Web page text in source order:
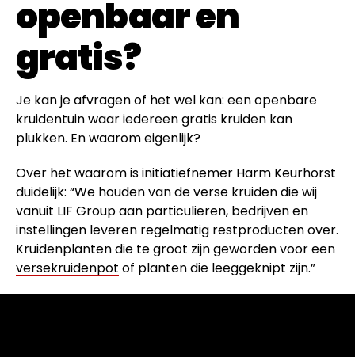
openbaar en
gratis?
Je kan je afvragen of het wel kan: een openbare
kruidentuin waar iedereen gratis kruiden kan
plukken. En waarom eigenlijk?
Over het waarom is initiatiefnemer Harm Keurhorst
duidelijk: “We houden van de verse kruiden die wij
vanuit LIF Group aan particulieren, bedrijven en
instellingen leveren regelmatig restproducten over.
Kruidenplanten die te groot zijn geworden voor een
versekruidenpot of planten die leeggeknipt zijn.”